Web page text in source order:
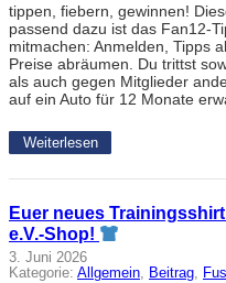
tippen, fiebern, gewinnen!
passend dazu ist das Fan12-
mitmachen: Anmelden, Tipps
Preise abräumen. Du trittst
als auch gegen Mitglieder
auf ein Auto für 12 Monate
Weiterlesen
Euer neues
e.V.-Shop!
3. Juni 2026
Kategorie: Allgemein, Beitrag,